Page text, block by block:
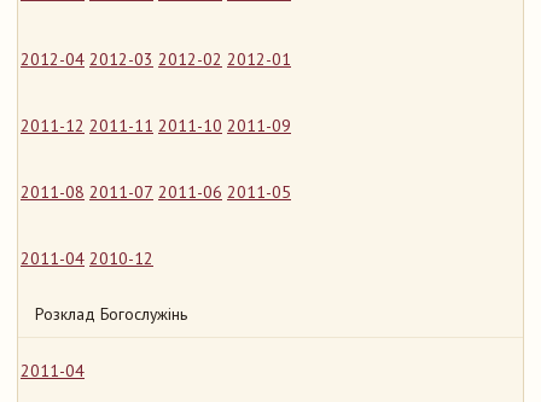
2012-04 2012-03 2012-02 2012-01
2011-12 2011-11 2011-10 2011-09
2011-08 2011-07 2011-06 2011-05
2011-04 2010-12
Розклад Богослужінь
2011-04